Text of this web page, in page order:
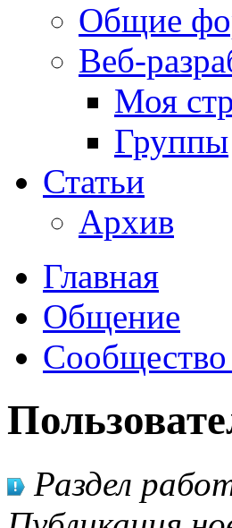
Общие
Веб-
Моя
Группы
Статьи
Архив
Главная
Общение
Сообщество
Раздел